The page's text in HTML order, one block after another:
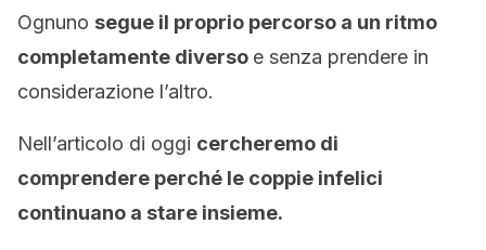
Ognuno segue il proprio percorso a un ritmo
completamente diverso e senza prendere in
considerazione l’altro.
Nell’articolo di oggi cercheremo di
comprendere perché le coppie infelici
continuano a stare insieme.